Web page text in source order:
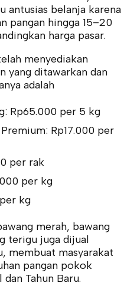
antusias belanja karena
pangan hingga 15–20
harga pasar.
menyediakan
yang ditawarkan dan
adalah
Rp65.000 per 5 kg
Rp17.000 per
per rak
per kg
kg
merah, bawang
terigu juga dijual
membuat masyarakat
pangan pokok
Tahun Baru.